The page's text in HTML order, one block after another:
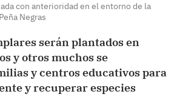
con anterioridad en el entorno de la
Negras
serán plantados en
y otros muchos se
y centros educativos para
y recuperar especies